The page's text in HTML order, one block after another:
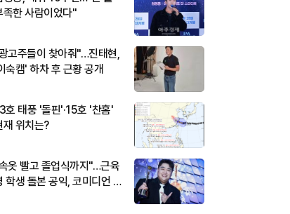
족한 사람이었다"
고주들이 찾아줘"…진태현,
숙캠' 하차 후 근황 공개
호 태풍 '돌핀'·15호 '찬홈'
재 위치는?
옷 빨고 졸업식까지"…근육
학생 돌본 공익, 코미디언 김